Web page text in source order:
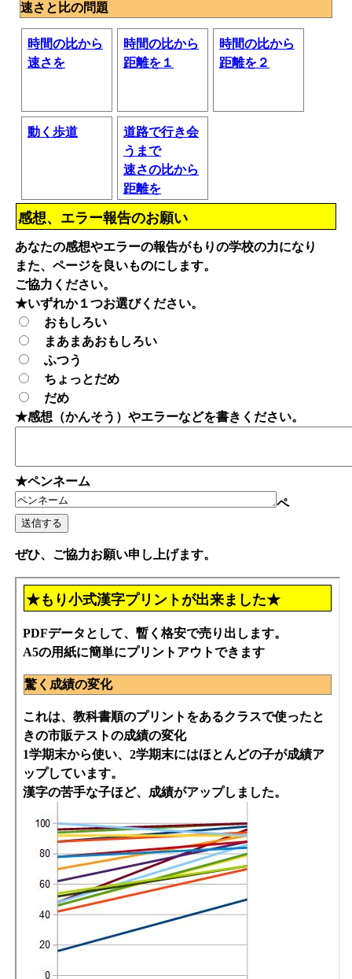
速さと比の問題
時間の比から
速さを
時間の比から
距離を１
時間の比から
距離を２
動く歩道
道路で行き会
うまで
速さの比から
距離を
感想、エラー報告のお願い
あなたの感想やエラーの報告がもりの学校の力になり
また、ページを良いものにします。
ご協力ください。
★いずれか１つお選びください。
おもしろい
まあまあおもしろい
ふつう
ちょっとだめ
だめ
★感想（かんそう）やエラーなどを書きください。
★ペンネーム
ペ
ぜひ、ご協力お願い申し上げます。